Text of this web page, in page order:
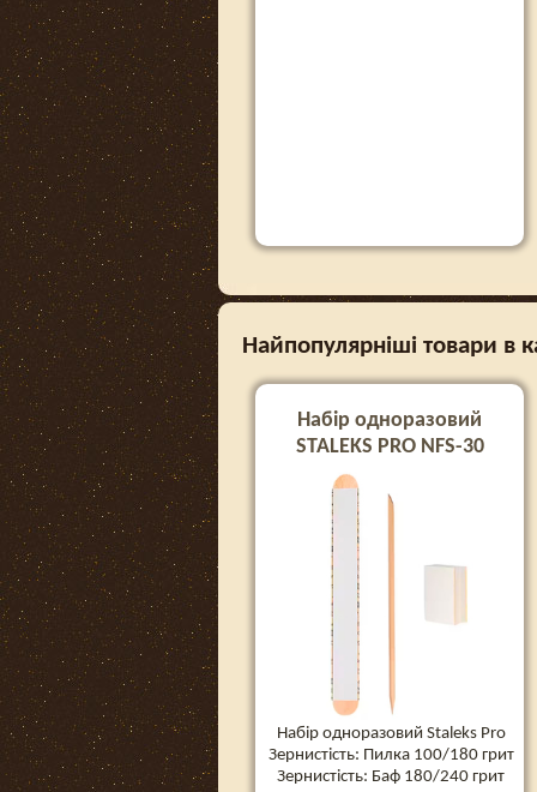
Найпопулярніші товари в
Набір одноразовий
STALEKS PRO NFS-30
Набір одноразовий Staleks Pro
Зернистість: Пилка 100/180 грит
Зернистість: Баф 180/240 грит